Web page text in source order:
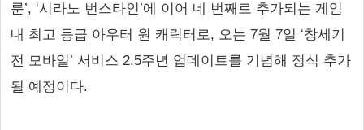
룬’, ‘시라노 번스타인’에 이어 네 번째로 추가되는 게임
내 최고 등급 아우터 원 캐릭터로, 오는 7월 7일 ‘창세기
전 모바일’ 서비스 2.5주년 업데이트를 기념해 정식 추가
될 예정이다.